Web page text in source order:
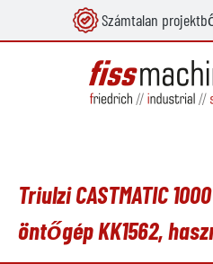
Számtalan
Triulzi CASTMATIC
öntőgép KK1562,